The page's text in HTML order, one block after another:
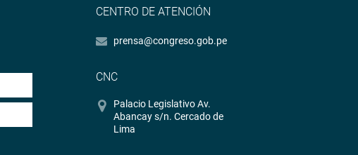
CENTRO DE ATENCIÓN
prensa@congreso.gob.pe
CNC
Palacio Legislativo Av.
Abancay s/n. Cercado de
Lima